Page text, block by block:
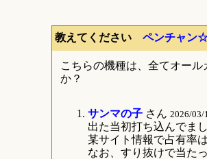
教えてください ペンチャ
こちらの機種は、全てオー
か？
サンマの子さん 2026/03/
出た当初打ち込んでま
某サイト情報で占有率
なお、すり抜けで当た